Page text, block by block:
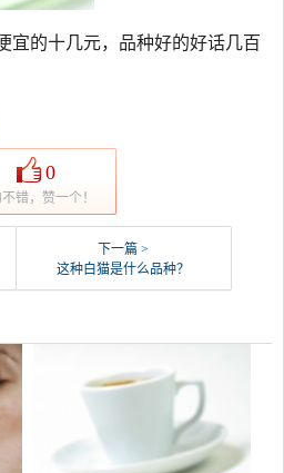
宜的十几元，品种好的好话几百
0
错，赞一个！
下一篇 >
这种白猫是什么品种？